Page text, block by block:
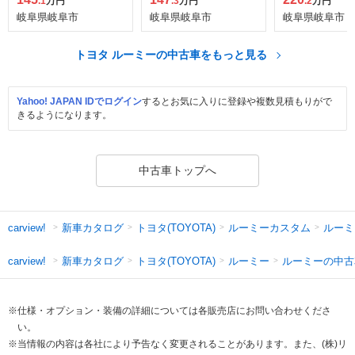
岐阜県岐阜市 岐阜県岐阜市 岐阜県岐阜市
トヨタ ルーミーの中古車をもっと見る
Yahoo! JAPAN IDでログインするとお気に入りに登録や複数見積もりがで
きるようになります。
中古車トップへ
carview! 新車カタログ トヨタ(TOYOTA) ルーミーカスタム ルー
carview! 新車カタログ トヨタ(TOYOTA) ルーミー ルーミーの中
※仕様・オプション・装備の詳細については各販売店にお問い合わせくださ
い。
※当情報の内容は各社により予告なく変更されることがあります。また、(株)リ